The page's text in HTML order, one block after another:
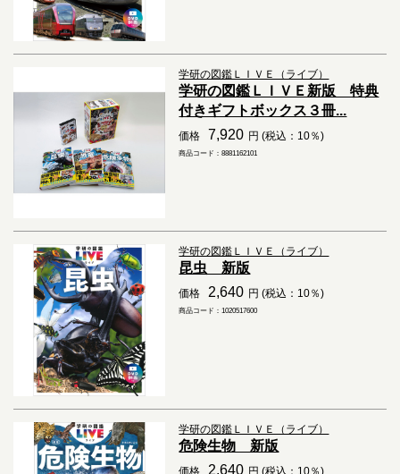
学研の図鑑ＬＩＶＥ（ライブ）
学研の図鑑ＬＩＶＥ新版 特典
付きギフトボックス３冊...
価格 7,920 円 (税込：10％)
商品コード：8881162101
学研の図鑑ＬＩＶＥ（ライブ）
昆虫 新版
価格 2,640 円 (税込：10％)
商品コード：1020517600
学研の図鑑ＬＩＶＥ（ライブ）
危険生物 新版
価格 2,640 円 (税込：10％)